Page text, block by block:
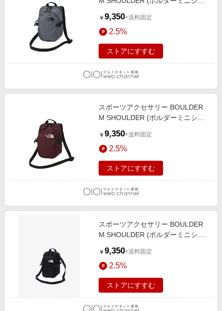
ペット・花・DIY・車
旅行・レジャー・ホテル予約
生活・お役立ち
金融・マネー・保険
わくわく夏特集
とことん買い物チャレンジ
Apple公式サイト×楽天カード分割払い
Samsung ボーナスキャンペーン
週末の高還元 夏の長期版
￥ 9,350+送料固定
2.5%
ストアにすすむ
スポーツアクセサリー BOULDER
M SHOULDER (ボルダーミニショ
￥ 9,350+送料固定
2.5%
ストアにすすむ
スポーツアクセサリー BOULDER
M SHOULDER (ボルダーミニショ
￥ 9,350+送料固定
2.5%
ストアにすすむ